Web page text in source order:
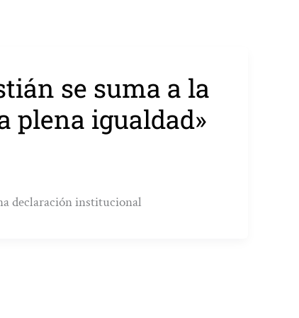
se suma a la
plena igualdad»
declaración institucional